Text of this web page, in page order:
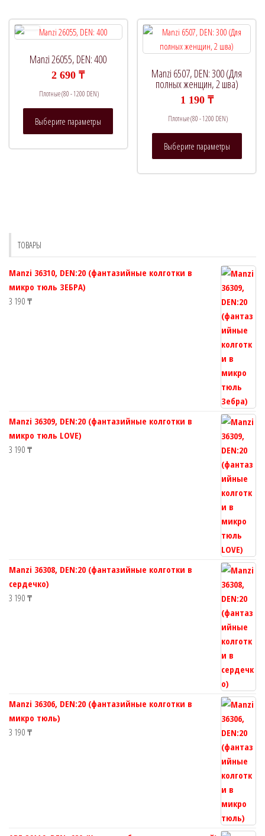
Опции
можно
Опции
Manzi 26055, DEN: 400
2 690₸
Плотные (80 - 1200 DEN)
Выберите параметры
Manzi 6507, DEN: 300 (Для
полных женщин, 2 шва)
1 190 ₸
Плотные (80 - 1200 DEN)
Выберите параметры
Этот
товара.
ТОВАРЫ
Manzi 36310, DEN:20 (фантазийные колготки в
микро тюль ЗЕБРА)
3 190 ₸
Manzi 36309, DEN:20 (фантазийные колготки в
микро тюль LOVE)
3 190 ₸
Manzi 36308, DEN:20 (фантазийные колготки в
сердечко)
3 190 ₸
Manzi 36306, DEN:20 (фантазийные колготки в
микро тюль)
3 190 ₸